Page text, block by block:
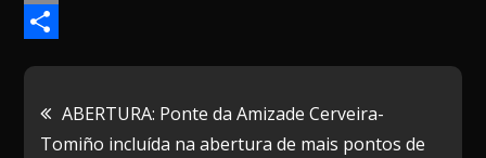
caE
Navegação
ABERTURA: Ponte da Amizade Cerveira-
Tomiño incluída na abertura de mais pontos de